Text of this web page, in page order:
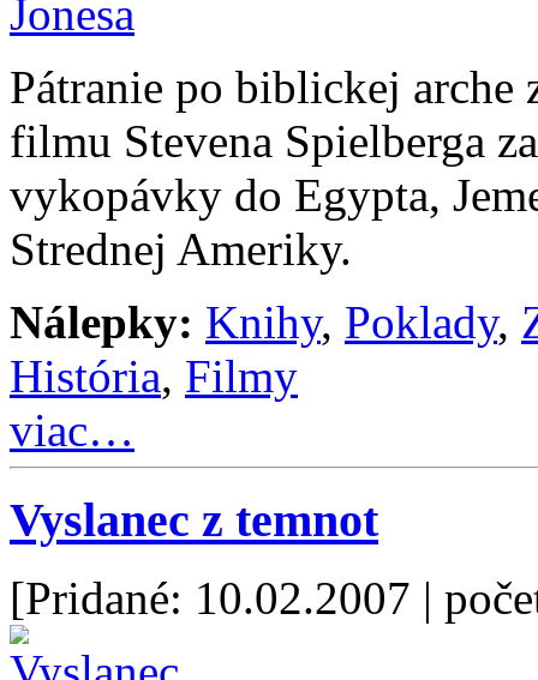
Pátranie po biblickej
filmu Stevena Spielberga
vykopávky do Egypta,
Strednej Ameriky.
Nálepky: Knihy, Poklady,
História, Filmy
viac…
Vyslanec z temnot
[Pridané: 10.02.2007 |